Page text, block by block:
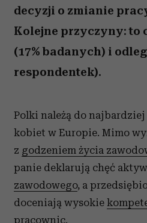
decyzji o zmianie
Kolejne przyczyny: to
(17% badanych) i
respondentek).
Polki należą do
kobiet w Europie. Mimo
z godzeniem życia
panie deklarują chęć
zawodowego, a
doceniają wysokie
pracownic.